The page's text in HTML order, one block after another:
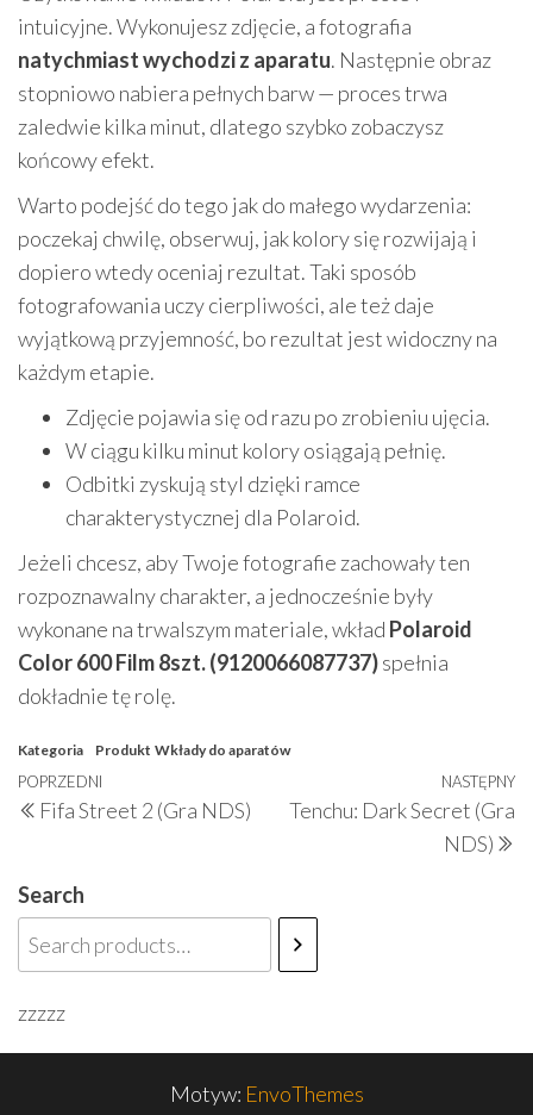
intuicyjne. Wykonujesz zdjęcie, a fotografia
natychmiast wychodzi z aparatu. Następnie obraz
stopniowo nabiera pełnych barw — proces trwa
zaledwie kilka minut, dlatego szybko zobaczysz
końcowy efekt.
Warto podejść do tego jak do małego wydarzenia:
poczekaj chwilę, obserwuj, jak kolory się rozwijają i
dopiero wtedy oceniaj rezultat. Taki sposób
fotografowania uczy cierpliwości, ale też daje
wyjątkową przyjemność, bo rezultat jest widoczny na
każdym etapie.
Zdjęcie pojawia się od razu po zrobieniu ujęcia.
W ciągu kilku minut kolory osiągają pełnię.
Odbitki zyskują styl dzięki ramce
charakterystycznej dla Polaroid.
Jeżeli chcesz, aby Twoje fotografie zachowały ten
rozpoznawalny charakter, a jednocześnie były
wykonane na trwalszym materiale, wkład Polaroid
Color 600 Film 8szt. (9120066087737)spełnia
dokładnie tę rolę.
Kategoria Produkt Wkłady do aparatów
Nawigacja
wpisu
Poprzedni
wpis
POPRZEDNI
Fifa Street 2 (Gra NDS)
NASTĘPNY
Tenchu: Dark Secret (Gra
NDS)
Search
zzzzz
Motyw: EnvoThemes